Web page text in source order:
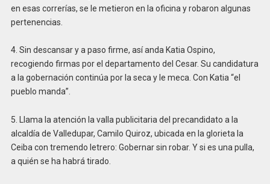
en esas correrías, se le metieron en la oficina y robaron algunas
pertenencias.
4. Sin descansar y a paso firme, así anda Katia Ospino,
recogiendo firmas por el departamento del Cesar. Su candidatura
a la gobernación continúa por la seca y le meca. Con Katia “el
pueblo manda”.
5. Llama la atención la valla publicitaria del precandidato a la
alcaldía de Valledupar, Camilo Quiroz, ubicada en la glorieta la
Ceiba con tremendo letrero: Gobernar sin robar. Y si es una pulla,
a quién se ha habrá tirado.